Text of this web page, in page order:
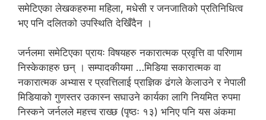
समेटिएका लेखकहरुमा महिला, मधेसी र जनजातिको प्रतिनिधित्व
भए पनि दलितको उपस्थिति देखिँदैन ।
जर्नलमा समेटिएका प्रायः विषयहरु नकारात्मक प्रवृत्ति वा परिणाम
निस्केकाहरु छन् । सम्पादकीयमा …मिडिया सकारात्मक वा
नकारात्मक अभ्यास र प्रवत्तिलाई प्राज्ञिक ढंगले केलाउने र नेपाली
मिडियाको गुणस्तर उकास्न सघाउने कार्यका लागि नियमित रुपमा
निस्कने जर्नलले महत्त्व राख्छ (पृष्ठः १३) भनिए पनि यस अंकमा